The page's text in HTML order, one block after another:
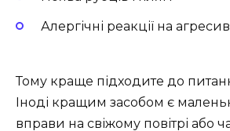
Алергічні реакції на
Тому краще підходите до
Іноді кращим засобом є
вправи на свіжому повітрі або